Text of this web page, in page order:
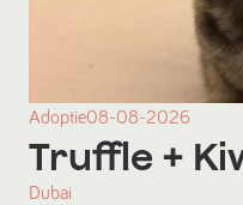
Adoptie08-08-2026
Truffle +
Dubai